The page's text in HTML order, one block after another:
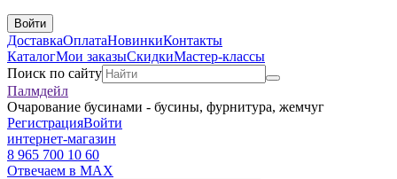
Войти
ДоставкаОплатаНовинкиКонтакты
КаталогМои заказыСкидкиМастер-классы
Поиск по сайту
Палмдейл
Очарование бусинами - бусины, фурнитура, жемчуг
РегистрацияВойти
интернет-магазин
8 965 700 10 60
Отвечаем в MAX